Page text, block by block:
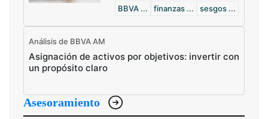
BBVA ... finanzas ... sesgos ...
Análisis de BBVA AM
Asignación de activos por objetivos: invertir con
un propósito claro
Asesoramiento